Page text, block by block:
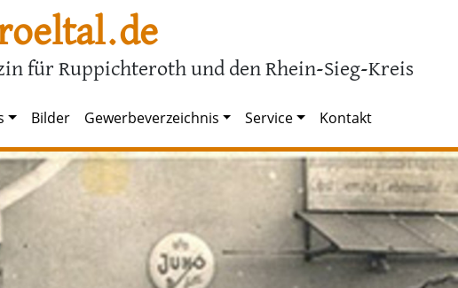
für Ruppichteroth und den Rhein-Sieg-Kreis
Bilder Gewerbeverzeichnis Service Kontakt